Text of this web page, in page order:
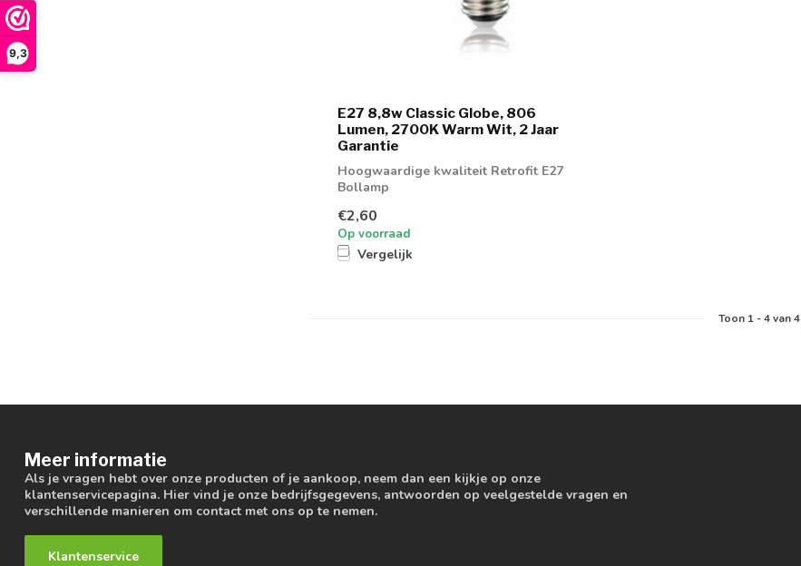
9,3
E27 8,8w Classic Globe, 806
Lumen, 2700K Warm Wit, 2 Jaar
Garantie
Hoogwaardige kwaliteit Retrofit E27
Bollamp
€2,60
Op voorraad
Vergelijk
Toon 1-4van 4
Meer informatie
Als je vragen hebt over onze producten of je aankoop, neem dan een kijkje op onze
klantenservicepagina. Hier vind je onze bedrijfsgegevens, antwoorden op veelgestelde vragen en
verschillende manieren om contact met ons op te nemen.
Klantenservice